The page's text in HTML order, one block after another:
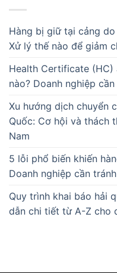
Hàng bị giữ tại cảng
Xử lý thế nào để giảm
Health Certificate (HC)
nào? Doanh nghiệp
Xu hướng dịch chuyển
Quốc: Cơ hội và thách
Nam
5 lỗi phổ biến khiến
Doanh nghiệp cần
Quy trình khai báo hải
dẫn chi tiết từ A-Z cho